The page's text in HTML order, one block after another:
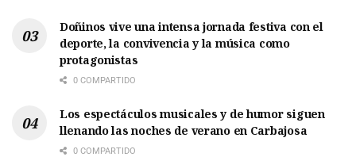
Doñinos vive una intensa jornada festiva con el
deporte, la convivencia y la música como
protagonistas
0 COMPARTIDO
Los espectáculos musicales y de humor siguen
llenando las noches de verano en Carbajosa
0 COMPARTIDO